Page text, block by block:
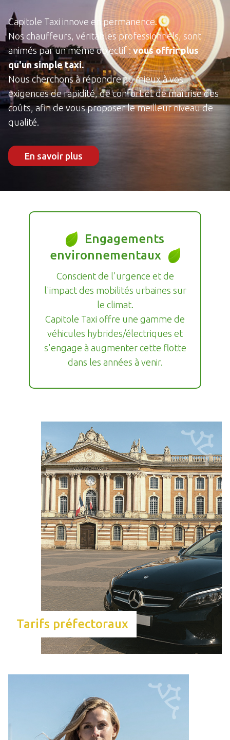
Capitole Taxi innove en permanence.
Nos chauffeurs, véritables professionnels, sont
animés par un même objectif :vous offrir plus
qu'un simple taxi.
Nous cherchons à répondre au mieux à vos
exigences de rapidité, de confort et de maîtrise des
coûts, afin de vous proposer le meilleur niveau de
qualité.
En savoir plus
Engagements
environnementaux
Conscient de l'urgence et de
l'impact des mobilités urbaines sur
le climat.
Capitole Taxi offre une gamme de
véhicules hybrides/électriques et
s'engage à augmenter cette flotte
dans les années à venir.
Tarifs préfectoraux